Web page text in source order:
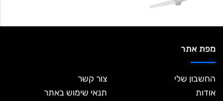
מפת אתר
החשבון שלי
אודות
צור קשר
תנאי שימוש באתר